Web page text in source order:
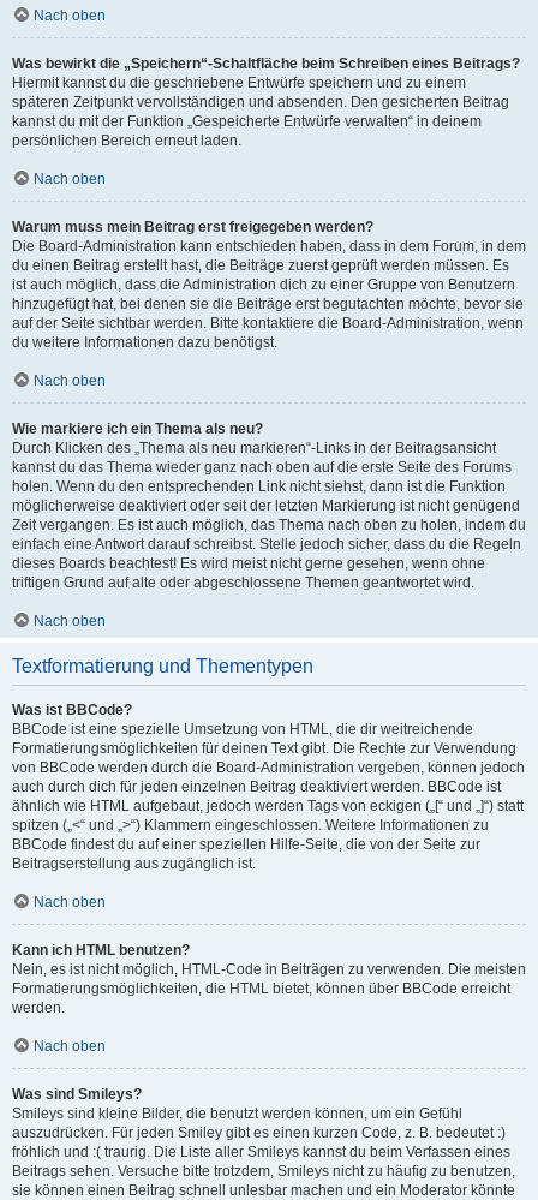
Nach oben
Was bewirkt die „Speichern“-Schaltfläche beim Schreiben eines Beitrags?
Hiermit kannst du die geschriebene Entwürfe speichern und zu einem
späteren Zeitpunkt vervollständigen und absenden. Den gesicherten Beitrag
kannst du mit der Funktion „Gespeicherte Entwürfe verwalten“ in deinem
persönlichen Bereich erneut laden.
Nach oben
Warum muss mein Beitrag erst freigegeben werden?
Die Board-Administration kann entschieden haben, dass in dem Forum, in dem
du einen Beitrag erstellt hast, die Beiträge zuerst geprüft werden müssen. Es
ist auch möglich, dass die Administration dich zu einer Gruppe von Benutzern
hinzugefügt hat, bei denen sie die Beiträge erst begutachten möchte, bevor sie
auf der Seite sichtbar werden. Bitte kontaktiere die Board-Administration, wenn
du weitere Informationen dazu benötigst.
Nach oben
Wie markiere ich ein Thema als neu?
Durch Klicken des „Thema als neu markieren“-Links in der Beitragsansicht
kannst du das Thema wieder ganz nach oben auf die erste Seite des Forums
holen. Wenn du den entsprechenden Link nicht siehst, dann ist die Funktion
möglicherweise deaktiviert oder seit der letzten Markierung ist nicht genügend
Zeit vergangen. Es ist auch möglich, das Thema nach oben zu holen, indem du
einfach eine Antwort darauf schreibst. Stelle jedoch sicher, dass du die Regeln
dieses Boards beachtest! Es wird meist nicht gerne gesehen, wenn ohne
triftigen Grund auf alte oder abgeschlossene Themen geantwortet wird.
Nach oben
Textformatierung und Thementypen
Was ist BBCode?
BBCode ist eine spezielle Umsetzung von HTML, die dir weitreichende
Formatierungsmöglichkeiten für deinen Text gibt. Die Rechte zur Verwendung
von BBCode werden durch die Board-Administration vergeben, können jedoch
auch durch dich für jeden einzelnen Beitrag deaktiviert werden. BBCode ist
ähnlich wie HTML aufgebaut, jedoch werden Tags von eckigen („[“ und „]“) statt
spitzen („<“ und „>“) Klammern eingeschlossen. Weitere Informationen zu
BBCode findest du auf einer speziellen Hilfe-Seite, die von der Seite zur
Beitragserstellung aus zugänglich ist.
Nach oben
Kann ich HTML benutzen?
Nein, es ist nicht möglich, HTML-Code in Beiträgen zu verwenden. Die meisten
Formatierungsmöglichkeiten, die HTML bietet, können über BBCode erreicht
werden.
Nach oben
Was sind Smileys?
Smileys sind kleine Bilder, die benutzt werden können, um ein Gefühl
auszudrücken. Für jeden Smiley gibt es einen kurzen Code, z. B. bedeutet :)
fröhlich und :( traurig. Die Liste aller Smileys kannst du beim Verfassen eines
Beitrags sehen. Versuche bitte trotzdem, Smileys nicht zu häufig zu benutzen,
sie können einen Beitrag schnell unlesbar machen und ein Moderator könnte